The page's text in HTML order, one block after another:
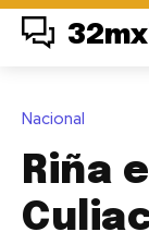
32mx
Nacional
Riña